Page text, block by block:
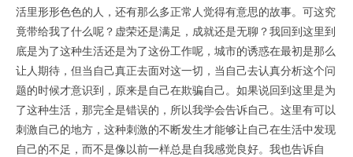
活里形形色色的人，还有那么多正常人觉得有意思的故事。可这究
竟带给我了什么呢？虚荣还是满足，成就还是无聊？我回到这里到
底是为了这种生活还是为了这份工作呢，城市的诱惑在最初是那么
让人期待，但当自己真正去面对这一切，当自己去认真分析这个问
题的时候才意识到，原来是自己在欺骗自己。如果说回到这里是为
了这种生活，那完全是错误的，所以我学会告诉自己。这里有可以
刺激自己的地方，这种刺激的不断发生才能够让自己在生活中发现
自己的不足，而不是像以前一样总是自我感觉良好。我也告诉自